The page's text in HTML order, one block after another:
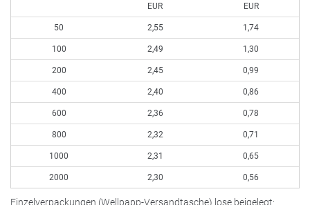
50
100
200
400
600
800
1000
2000
EUR
2,55
2,49
2,45
2,40
2,36
2,32
2,31
2,30
EUR
1,74
1,30
0,99
0,86
0,78
0,71
0,65
0,56
Einzelverpackungen (Wellpapp-Versandtasche) lose beigelegt: